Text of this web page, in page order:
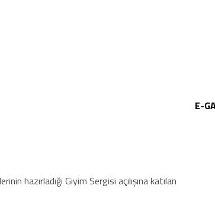
hazırladığı Giyim Sergisi açılışına katılan
E-